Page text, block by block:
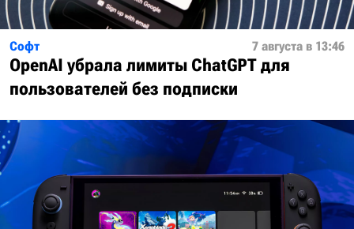
Софт 7 августа в 13:46
OpenAI убрала лимиты ChatGPT для
пользователей без подписки